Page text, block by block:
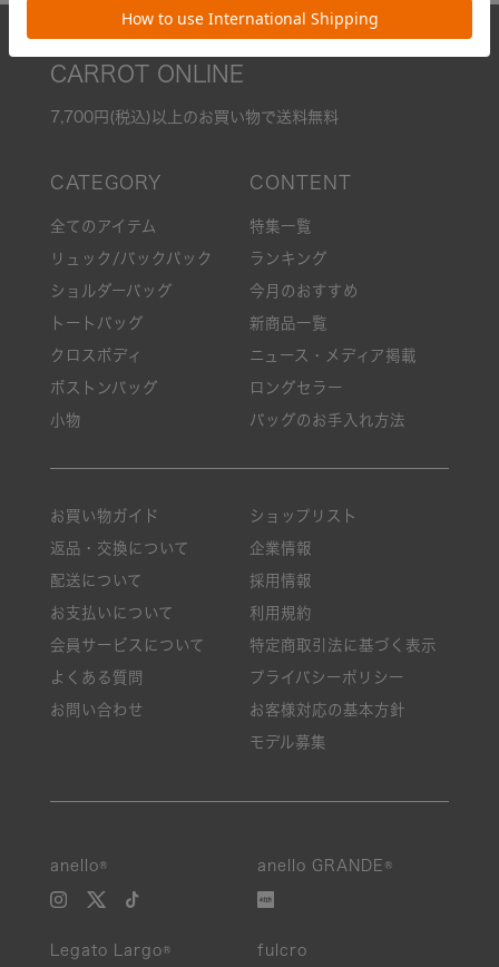
CARROT ONLINE
7,700円(税込)以上のお買い物で送料無料
全てのアイテム
リュック/バックパック
ショルダーバッグ
トートバッグ
クロスボディ
ボストンバッグ
小物
特集一覧
ランキング
今月のおすすめ
新商品一覧
ニュース・メディア掲載
ロングセラー
バッグのお手入れ方法
お買い物ガイド
返品・交換について
配送について
お支払いについて
会員サービスについて
よくある質問
お問い合わせ
ショップリスト
企業情報
採用情報
利用規約
特定商取引法に基づく表示
プライバシーポリシー
お客様対応の基本方針
モデル募集
anello® anello GRANDE®
Legato Largo® fulcro